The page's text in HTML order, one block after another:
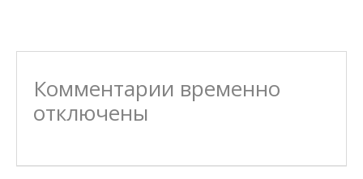
Комментарии временно
отключены